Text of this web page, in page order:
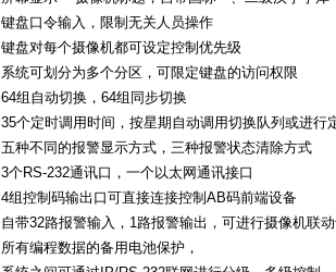
盘口令输入，限制无关人员操作
盘对每个摄像机都可设定控制优先级
统可划分为多个分区，可限定键盘的访问权限
组自动切换，64组同步切换
个定时调用时间，按星期自动调用切换队列或进行
种不同的报警显示方式，三种报警状态清除方式
个RS-232通讯口，一个以太网通讯接口
组控制码输出口可直接连接控制AB码前端设备
带32路报警输入，1路报警输出，可进行摄像机联
有编程数据的备用电池保护，